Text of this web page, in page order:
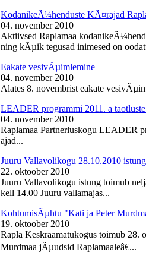
KodanikeÃ¼henduste KÃ¤rajad
04. november 2010
Aktiivsed Raplamaa
ning kÃµik tegusad inimesed on
Eakate vesivÃµimlemine
04. november 2010
Alates 8. novembrist eakate
LEADER programmi 2011. a
04. november 2010
Raplamaa Partnerluskogu LEADER
ajad...
Juuru Vallavolikogu 28.10.2010 istung
22. oktoober 2010
Juuru Vallavolikogu istung toimub
kell 14.00 Juuru vallamajas...
KohtumisÃµhtu "Kati ja Peter
19. oktoober 2010
Rapla Keskraamatukogus toimub
Murdmaa jÃµudsid Raplamaaleâ€...